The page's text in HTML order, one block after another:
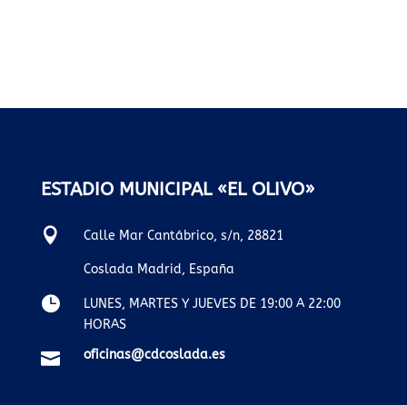
ESTADIO MUNICIPAL «EL OLIVO»
 Calle Mar Cantábrico, s/n, 28821
Coslada Madrid, España

LUNES, MARTES Y JUEVES DE 19:00 A 22:00
HORAS
 oficinas@cdcoslada.es